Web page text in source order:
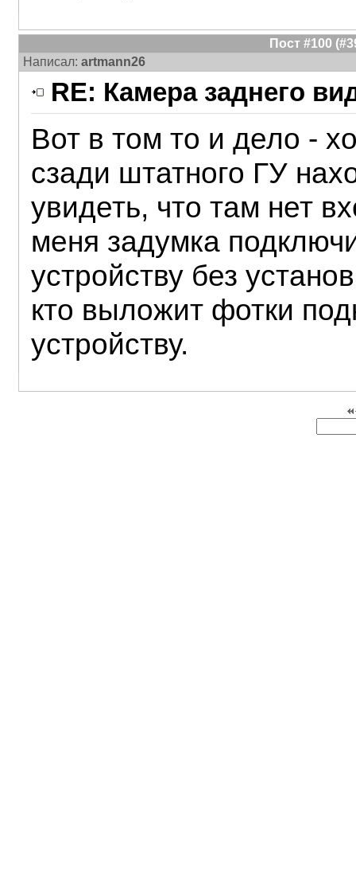
Пост #100
Написал: artmann26
RE: Камера заднего
Вот в том то и дело -
сзади штатного ГУ
увидеть, что там нет
меня задумка
устройству без
кто выложит фотки
устройству.